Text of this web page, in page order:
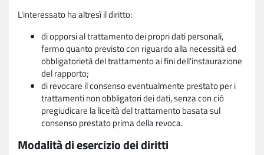
L'interessato ha altresì il diritto:
di opporsi al trattamento dei propri dati personali,
fermo quanto previsto con riguardo alla necessità ed
obbligatorietà del trattamento ai fini dell'instaurazione
del rapporto;
di revocare il consenso eventualmente prestato per i
trattamenti non obbligatori dei dati, senza con ciò
pregiudicare la liceità del trattamento basata sul
consenso prestato prima della revoca.
Modalità di esercizio dei diritti